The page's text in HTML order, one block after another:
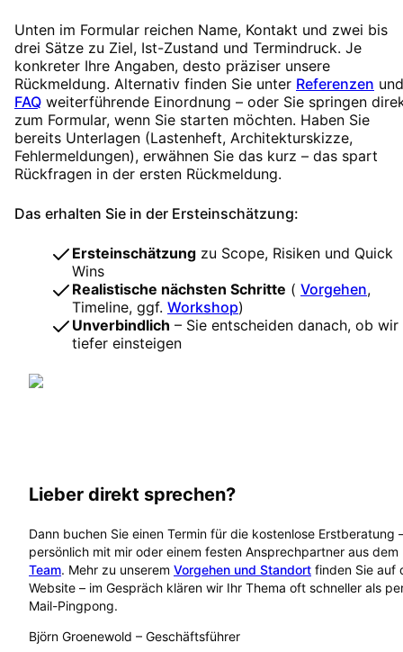
Unten im Formular reichen Name, Kontakt und zwei bis
drei Sätze zu Ziel, Ist-Zustand und Termindruck. Je
konkreter Ihre Angaben, desto präziser unsere
Rückmeldung. Alternativ finden Sie unter Referenzen und
FAQ weiterführende Einordnung – oder Sie springen
zum Formular, wenn Sie starten möchten. Haben Sie
bereits Unterlagen (Lastenheft, Architekturskizze,
Fehlermeldungen), erwähnen Sie das kurz – das spart
Rückfragen in der ersten Rückmeldung.
Das erhalten Sie in der Ersteinschätzung:
Ersteinschätzung zu Scope, Risiken und Quick
Wins
Realistische nächsten Schritte ( Vorgehen,
Timeline, ggf. Workshop)
Unverbindlich – Sie entscheiden danach, ob wir
tiefer einsteigen
Lieber direkt sprechen?
Dann buchen Sie einen Termin für die kostenlose Erstberatung
persönlich mit mir oder einem festen Ansprechpartner aus dem
Team. Mehr zu unserem Vorgehen und Standort finden Sie auf
Website – im Gespräch klären wir Ihr Thema oft schneller als
Mail-Pingpong.
Björn Groenewold – Geschäftsführer